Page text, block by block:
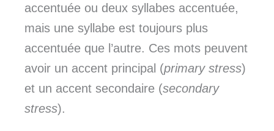
accentuée ou deux syllabes accentuée,
mais une syllabe est toujours plus
accentuée que l’autre. Ces mots peuvent
avoir un accent principal (primary stress)
et un accent secondaire (secondary
stress).